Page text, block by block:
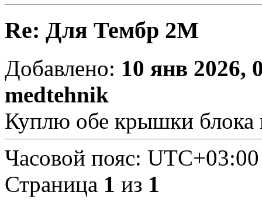
Re: Для Тембр 2М
Добавлено: 10 янв 2026,
medtehnik
Куплю обе крышки блока
Часовой пояс: UTC+03:00
Страница 1 из 1